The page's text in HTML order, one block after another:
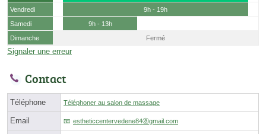
Vendredi
9h - 19h
Samedi
9h - 13h
Dimanche
Fermé
Signaler une erreur
Contact
Téléphone Téléphoner au salon de massage
Email estheticcentervedene84ⓐgmail.com